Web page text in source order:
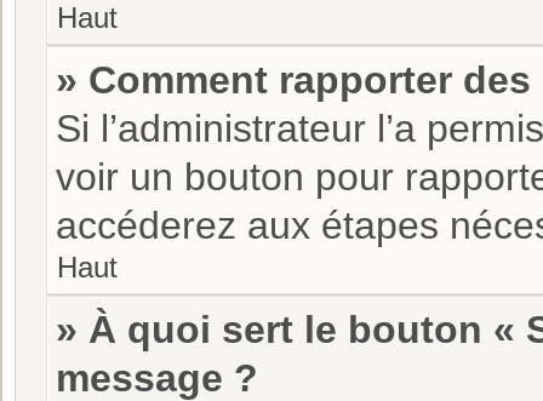
Haut
» Comment rapporter
Si l’administrateur l’a
voir un bouton pour
accéderez aux étapes
Haut
» À quoi sert le bouton «
message ?